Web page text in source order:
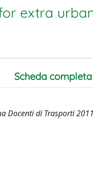
extra
Scheda
Docenti di Trasporti 2011